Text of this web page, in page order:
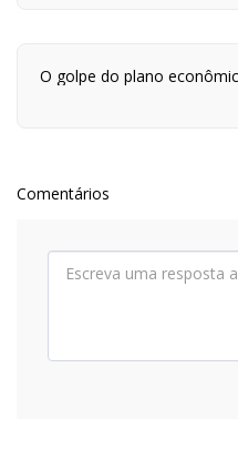
O golpe do plano
Comentários